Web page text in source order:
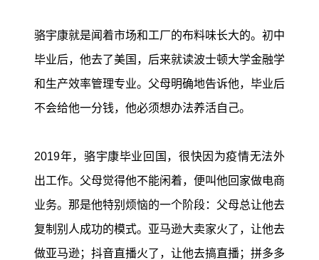
骆宇康就是闻着市场和工厂的布料味长大的。初中
毕业后，他去了美国，后来就读波士顿大学金融学
和生产效率管理专业。父母明确地告诉他，毕业后
不会给他一分钱，他必须想办法养活自己。
2019年，骆宇康毕业回国，很快因为疫情无法外
出工作。父母觉得他不能闲着，便叫他回家做电商
业务。那是他特别烦恼的一个阶段：父母总让他去
复制别人成功的模式。亚马逊大卖家火了，让他去
做亚马逊；抖音直播火了，让他去搞直播；拼多多